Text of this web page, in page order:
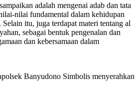
adalah mengenai adab dan tata
nilai fundamental dalam kehidupan
Selain itu, juga terdapat materi tentang al
sebagai bentuk pengenalan dan
dan kebersamaan dalam
Banyudono Simbolis menyerahkan